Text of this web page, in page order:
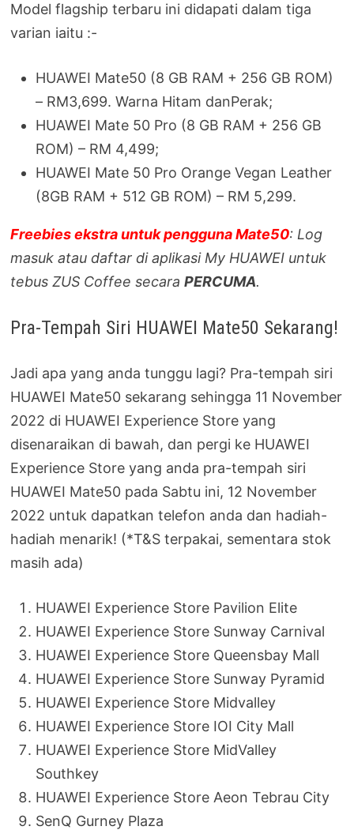
Model flagship terbaru ini didapati dalam tiga
varian iaitu :-
HUAWEI Mate50 (8 GB RAM + 256 GB ROM)
– RM3,699. Warna Hitam danPerak;
HUAWEI Mate 50 Pro (8 GB RAM + 256 GB
ROM) – RM 4,499;
HUAWEI Mate 50 Pro Orange Vegan Leather
(8GB RAM + 512 GB ROM) – RM 5,299.
Freebies ekstra untuk pengguna Mate50: Log
masuk atau daftar di aplikasi My HUAWEI untuk
tebus ZUS Coffee secaraPERCUMA.
Pra-Tempah Siri HUAWEI Mate50 Sekarang!
Jadi apa yang anda tunggu lagi? Pra-tempah siri
HUAWEI Mate50 sekarang sehingga 11 November
2022 di HUAWEI Experience Store yang
disenaraikan di bawah, dan pergi ke HUAWEI
Experience Store yang anda pra-tempah siri
HUAWEI Mate50 pada Sabtu ini, 12 November
2022 untuk dapatkan telefon anda dan hadiah-
hadiah menarik! (*T&S terpakai, sementara stok
masih ada)
HUAWEI Experience Store Pavilion Elite
HUAWEI Experience Store Sunway Carnival
HUAWEI Experience Store Queensbay Mall
HUAWEI Experience Store Sunway Pyramid
HUAWEI Experience Store Midvalley
HUAWEI Experience Store IOI City Mall
HUAWEI Experience Store MidValley
Southkey
HUAWEI Experience Store Aeon Tebrau City
SenQ Gurney Plaza